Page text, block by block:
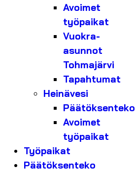
Avoimet
työpaikat
Vuokra-
asunnot
Tohmajärvi
Tapahtumat
Heinävesi
Päätöksenteko
Avoimet
työpaikat
Työpaikat
Päätöksenteko